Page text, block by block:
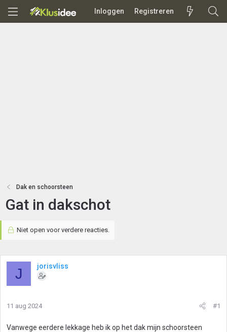
Inloggen Registreren
Dak en schoorsteen
Gat in dakschot
Niet open voor verdere reacties.
J jorisvliss
11 aug 2024 #1
Vanwege eerdere lekkage heb ik op het dak mijn schoorsteen